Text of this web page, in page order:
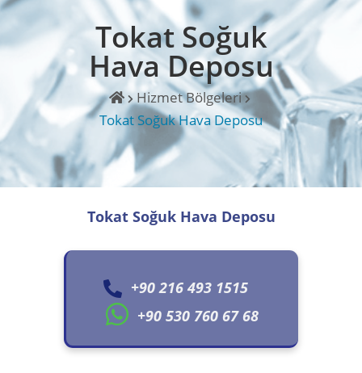
Tokat Soğuk
Hava Deposu
Hizmet Bölgeleri
Tokat Soğuk Hava Deposu
Tokat Soğuk Hava Deposu
+90 216 493 1515
+90 530 760 67 68